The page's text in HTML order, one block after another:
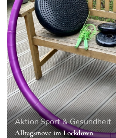
AktionSport & Gesundheit
Alltagsmove im Lockdown